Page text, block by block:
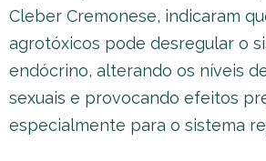
Cleber Cremonese, indicaram
agrotóxicos pode desregular o
endócrino, alterando os níveis
sexuais e provocando efeitos
especialmente para o sistema